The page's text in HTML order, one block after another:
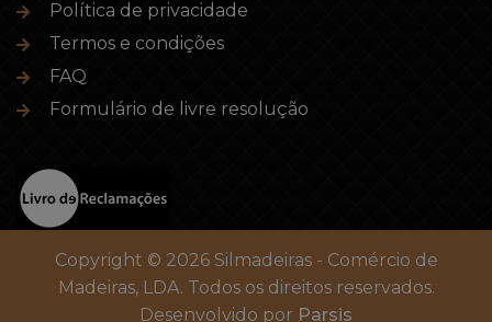
Política de privacidade
Termos e condições
FAQ
Formulário de livre resolução
Copyright © 2026 Silmadeiras - Comércio de
Madeiras, LDA. Todos os direitos reservados.
Desenvolvido por Parsis